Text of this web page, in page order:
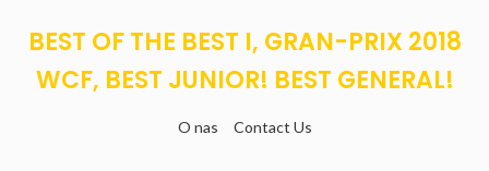
BEST OF THE BEST I, GRAN-PRIX 2018
WCF, BEST JUNIOR! BEST GENERAL!
O nas Contact Us